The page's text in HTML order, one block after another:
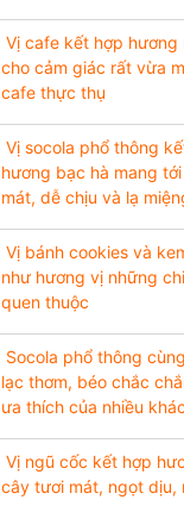
Vị cafe kết hợp hương
cho cảm giác rất vừa
cafe thực thụ
Vị socola phổ thông
hương bạc hà mang
mát, dễ chịu và lạ
Vị bánh cookies và
như hương vị những
quen thuộc
Socola phổ thông
lạc thơm, béo chắc
ưa thích của nhiều
Vị ngũ cốc kết hợp
cây tươi mát, ngọt dịu,